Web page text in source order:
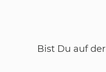
Bist Du auf